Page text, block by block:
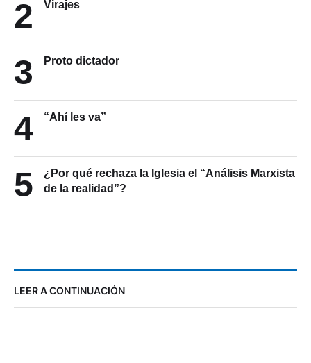
2 Virajes
3 Proto dictador
4 “Ahí les va”
5
¿Por qué rechaza la Iglesia el “Análisis Marxista
de la realidad”?
LEER A CONTINUACIÓN